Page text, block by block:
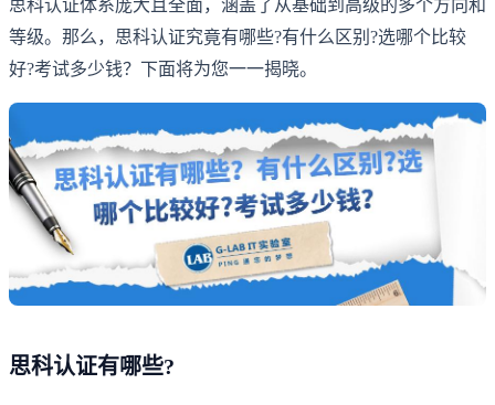
思科认证体系庞大且全面，涵盖了从基础到高级的多个方向和
等级。那么，思科认证究竟有哪些?有什么区别?选哪个比较
好?考试多少钱？下面将为您一一揭晓。
思科认证有哪些?